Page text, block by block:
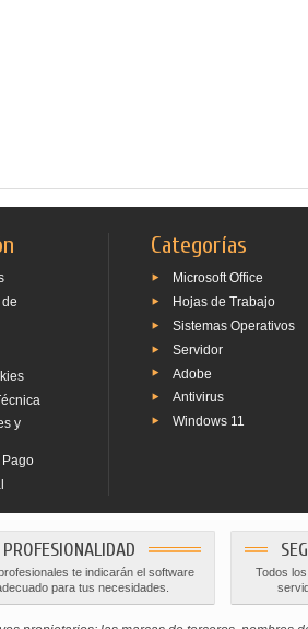
y
Categorías
Microsoft Office
Hojas de Trabajo
Sistemas Operativos
Servidor
Adobe
Antivirus
Windows 11
PROFESIONALIDAD
te indicarán el software
para tus necesidades.
Todos